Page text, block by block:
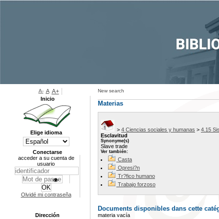
New search
Materias
> 4 Ciencias sociales y humanas > 4.15
Esclavitud
Synonyme(s)
Slave trade
Ver también:
Casta
Opresi?n
Tr?fico humano
Trabajo forzoso
Documents disponibles dans cette
materia vacía
A- A A+
Inicio
Elige idioma
Conectarse
acceder a su cuenta de
usuario
Olvidé mi contraseña
Dirección